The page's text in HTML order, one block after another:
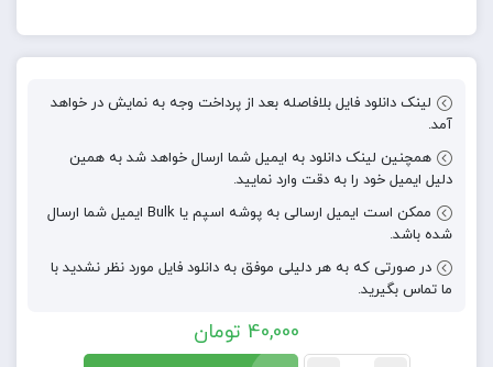
لینک دانلود فایل بلافاصله بعد از پرداخت وجه به نمایش در خواهد
آمد.
همچنین لینک دانلود به ایمیل شما ارسال خواهد شد به همین
دلیل ایمیل خود را به دقت وارد نمایید.
ممکن است ایمیل ارسالی به پوشه اسپم یا Bulk ایمیل شما ارسال
شده باشد.
در صورتی که به هر دلیلی موفق به دانلود فایل مورد نظر نشدید با
ما تماس بگیرید.
40,000 تومان